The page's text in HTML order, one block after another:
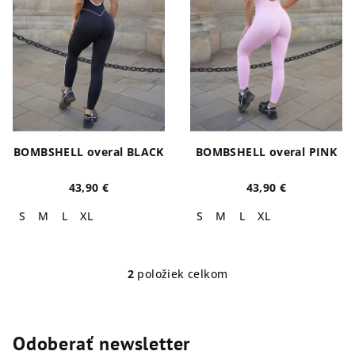
k
v
s
p
o
d
u
kBOMBSHELL overal BLACK
43,90 €
S
M L XL
BOMBSHELL overal PINK
43,90 €
S
M L XL
O
á
2 položiek celkom
Odoberať newsletter